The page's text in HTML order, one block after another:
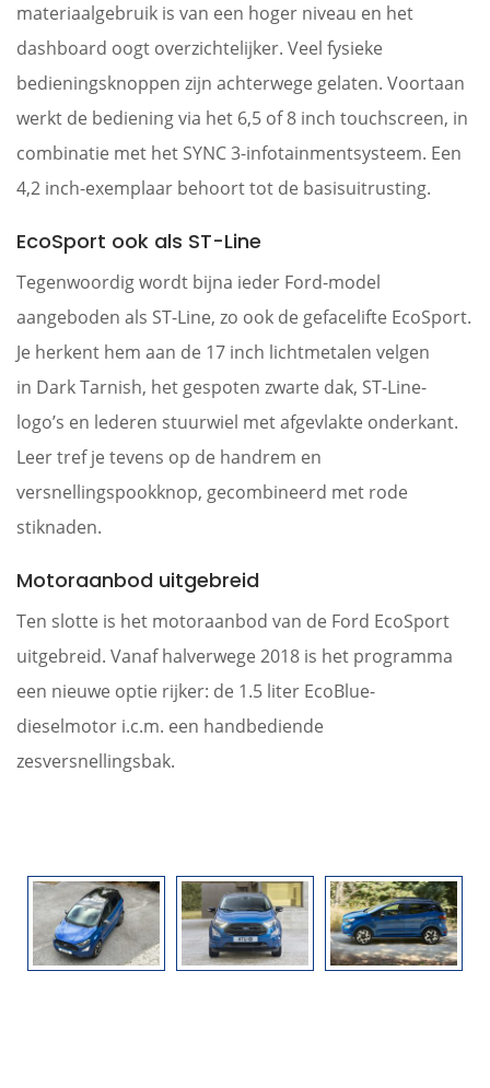
materiaalgebruik is van een hoger niveau en het
dashboard oogt overzichtelijker. Veel fysieke
bedieningsknoppen zijn achterwege gelaten. Voortaan
werkt de bediening via het 6,5 of 8 inch touchscreen, in
combinatie met het SYNC 3-infotainmentsysteem. Een
4,2 inch-exemplaar behoort tot de basisuitrusting.
EcoSport ook als ST-Line
Tegenwoordig wordt bijna ieder Ford-model
aangeboden als ST-Line, zo ook de gefacelifte EcoSport.
Je herkent hem aan de 17 inch lichtmetalen velgen
in Dark Tarnish, het gespoten zwarte dak, ST-Line-
logo’s en lederen stuurwiel met afgevlakte onderkant.
Leer tref je tevens op de handrem en
versnellingspookknop, gecombineerd met rode
stiknaden.
Motoraanbod uitgebreid
Ten slotte is het motoraanbod van de Ford EcoSport
uitgebreid. Vanaf halverwege 2018 is het programma
een nieuwe optie rijker: de 1.5 liter EcoBlue-
dieselmotor i.c.m. een handbediende
zesversnellingsbak.